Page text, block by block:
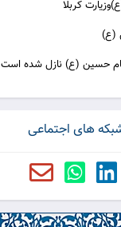
کربلا
(ع)
حسین (ع) نازل شده است
های اجتماعی